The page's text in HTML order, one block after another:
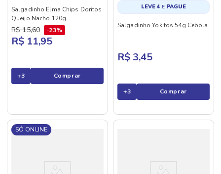
Salgadinho Elma Chips Doritos
Queijo Nacho 120g
R$ 15,60 23%
R$ 11,95
+3 Comprar
LEVE 4 E PAGUE
Salgadinho Yokitos 54g Cebola
R$ 3,45
+3 Comprar
SÓ ONLINE